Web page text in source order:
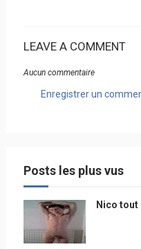
LEAVE A COMMENT
Aucun commentaire
Enregistrer un
Posts les plus vus
Nico tout